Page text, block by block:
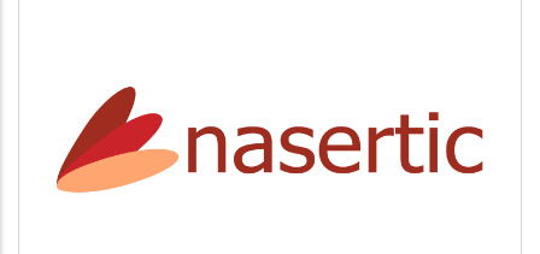
NASERTIC
Servicios tecnológicos y modernización